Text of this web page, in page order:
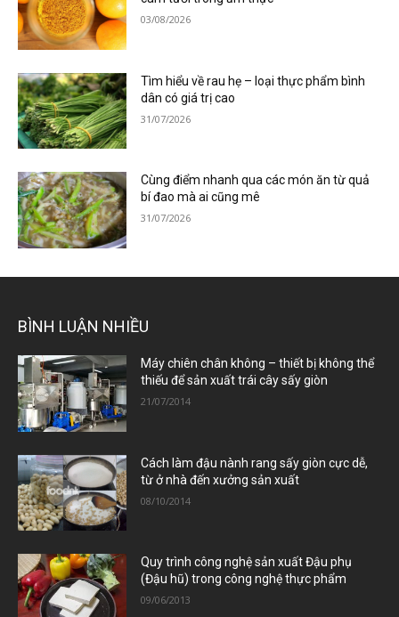
03/08/2026
Tìm hiểu về rau hẹ – loại thực phẩm bình
dân có giá trị cao
31/07/2026
Cùng điểm nhanh qua các món ăn từ quả
bí đao mà ai cũng mê
31/07/2026
BÌNH LUẬN NHIỀU
Máy chiên chân không – thiết bị không thể
thiếu để sản xuất trái cây sấy giòn
21/07/2014
Cách làm đậu nành rang sấy giòn cực dễ,
từ ở nhà đến xưởng sản xuất
08/10/2014
Quy trình công nghệ sản xuất Đậu phụ
(Đậu hũ) trong công nghệ thực phẩm
09/06/2013